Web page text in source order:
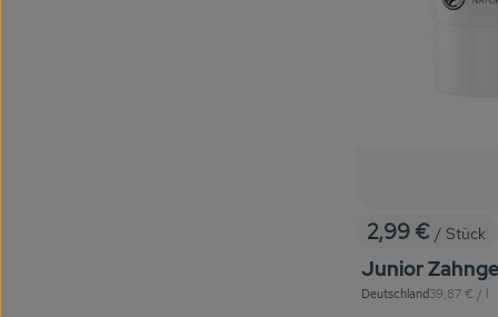
, Preis:
2,99 € / Stück
Junior
, Herkunft:
Deutschland,39,87 € / l